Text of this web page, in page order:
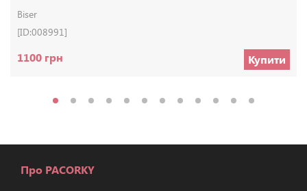
Biser
[ID:008991]
1100 грн Купити
Про PACORKY